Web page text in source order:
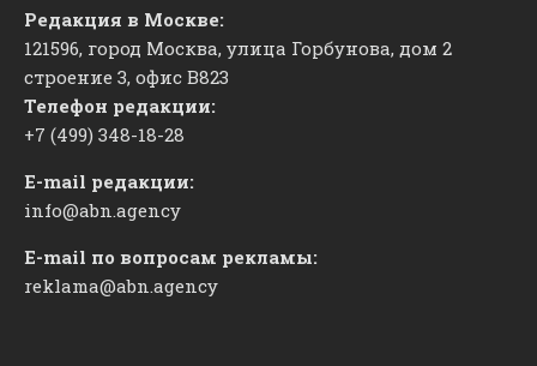
Редакция в Москве:
121596, город Москва, улица Горбунова, дом 2
строение 3, офис ​В823
Телефон редакции:
+7 (499) 348-18-28
E-mail редакции:
info@abn.agency
E-mail по вопросам рекламы:
reklama@abn.agency